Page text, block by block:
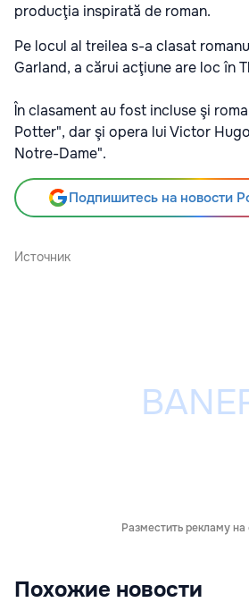
producţia inspirată de roman.
Pe locul al treilea s-a clasat
Garland, a cărui acţiune are loc în
În clasament au fost incluse şi
Potter", dar şi opera lui Victor
Notre-Dame".
Подпишитесь на новости
Источник
Разместить рекламу на
Похожие новости